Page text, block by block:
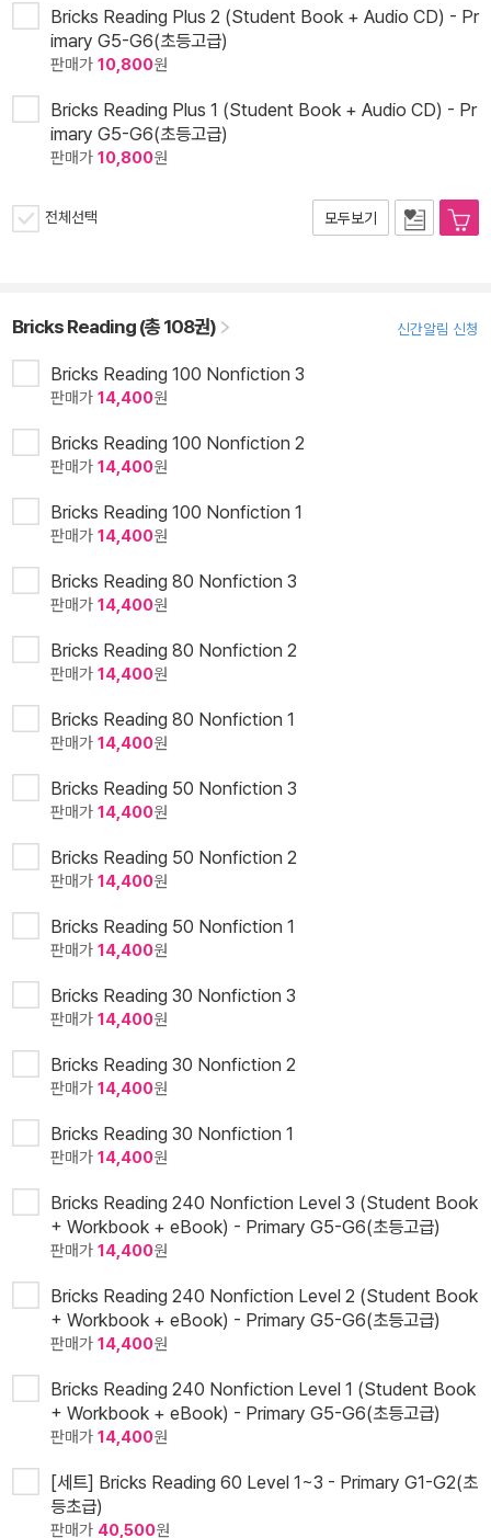
Bricks Reading Plus 2 (Student Book + Audio CD) - Pr
imary G5-G6(초등고급)
판매가 10,800원
Bricks Reading Plus 1 (Student Book + Audio CD) - Pr
imary G5-G6(초등고급)
판매가 10,800원
전체선택 모두보기
Bricks Reading (총 108권) 신간알림 신청
Bricks Reading 100 Nonfiction 3
판매가 14,400원
Bricks Reading 100 Nonfiction 2
판매가 14,400원
Bricks Reading 100 Nonfiction 1
판매가 14,400원
Bricks Reading 80 Nonfiction 3
판매가 14,400원
Bricks Reading 80 Nonfiction 2
판매가 14,400원
Bricks Reading 80 Nonfiction 1
판매가 14,400원
Bricks Reading 50 Nonfiction 3
판매가 14,400원
Bricks Reading 50 Nonfiction 2
판매가 14,400원
Bricks Reading 50 Nonfiction 1
판매가 14,400원
Bricks Reading 30 Nonfiction 3
판매가 14,400원
Bricks Reading 30 Nonfiction 2
판매가 14,400원
Bricks Reading 30 Nonfiction 1
판매가 14,400원
Bricks Reading 240 Nonfiction Level 3 (Student Book
+ Workbook + eBook) - Primary G5-G6(초등고급)
판매가 14,400원
Bricks Reading 240 Nonfiction Level 2 (Student Book
+ Workbook + eBook) - Primary G5-G6(초등고급)
판매가 14,400원
Bricks Reading 240 Nonfiction Level 1 (Student Book
+ Workbook + eBook) - Primary G5-G6(초등고급)
판매가 14,400원
[세트] Bricks Reading 60 Level 1~3 - Primary G1-G2(초
등초급)
판매가 40,500원